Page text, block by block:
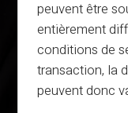
peuvent être
entièrement
conditions de
transaction, la
peuvent donc